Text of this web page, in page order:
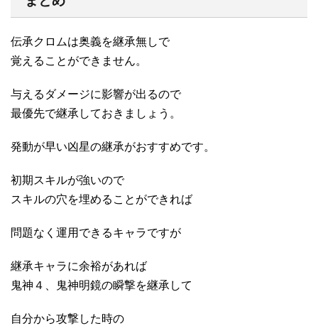
伝承クロムは奥義を継承無しで
覚えることができません。
与えるダメージに影響が出るので
最優先で継承しておきましょう。
発動が早い凶星の継承がおすすめです。
初期スキルが強いので
スキルの穴を埋めることができれば
問題なく運用できるキャラですが
継承キャラに余裕があれば
鬼神４、鬼神明鏡の瞬撃を継承して
自分から攻撃した時の